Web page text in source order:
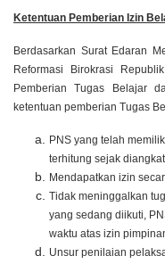
Ketentuan Pemberian Izin
Berdasarkan Surat Edaran
Reformasi Birokrasi
Pemberian Tugas Belajar
ketentuan pemberian Tugas
PNS yang telah
terhitung sejak
Mendapatkan izin
Tidak meninggalkan
yang sedang diikuti,
waktu atas izin
Unsur penilaian